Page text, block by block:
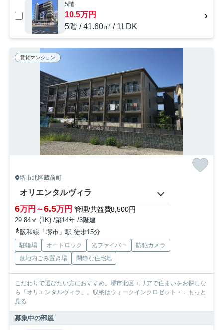
5階
10.5万円
5階 / 41.60㎡ / 1LDK
賃貸マンション
堺市北区蔵前町
オリエンタルヴィラ
6万円～6.5万円 管理/共益費8,500円
29.84㎡ (1K) /築14年 /3階建
阪和線「堺市」駅 徒歩15分
駐輪場 オートロック 光ファイバー
防犯カメラ
敷地内ごみ置き場
閑静な住宅地
こだわりで選びたい方におすすめ。堺市北区エリアで住まいをお探しな
ら「オリエンタルヴィラ」。収納はウォークインクロゼット・... もっと
見る
募集中の部屋